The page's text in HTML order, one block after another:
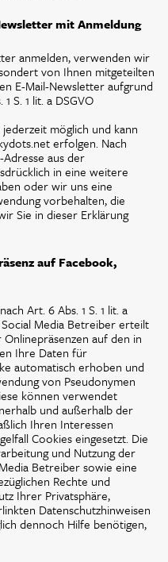
mit Anmeldung
anmelden, verwenden wir
von Ihnen mitgeteilten
E-Mail-Newsletter aufgrund
S. 1 lit. a DSGVO
möglich und kann
erfolgen. Nach
aus der
in eine weitere
oder wir uns eine
vorbehalten, die
Sie in dieser Erklärung
auf Facebook,
Art. 6 Abs. 1 S. 1 lit. a
Media Betreiber erteilt
auf den in
Ihre Daten für
automatisch erhoben und
von Pseudonymen
können verwendet
und außerhalb der
Ihren Interessen
Cookies eingesetzt. Die
und Nutzung der
Betreiber sowie eine
Rechte und
Ihrer Privatsphäre,
Datenschutzhinweisen
dennoch Hilfe benötigen,